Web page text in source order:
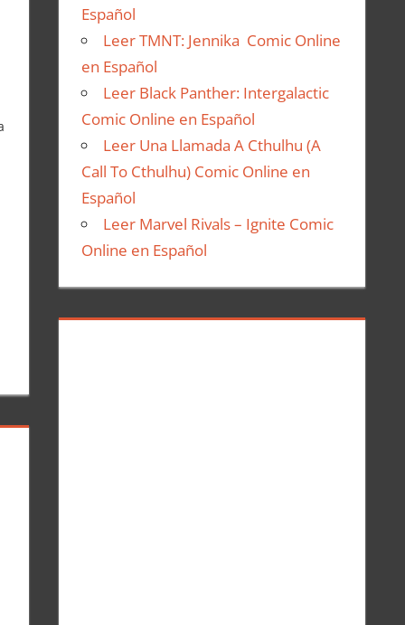
Español
Leer TMNT: Jennika Comic Online
en Español
Leer Black Panther: Intergalactic
Comic Online en Español
Leer Una Llamada A Cthulhu (A
Call To Cthulhu) Comic Online en
Español
Leer Marvel Rivals – Ignite Comic
Online en Español